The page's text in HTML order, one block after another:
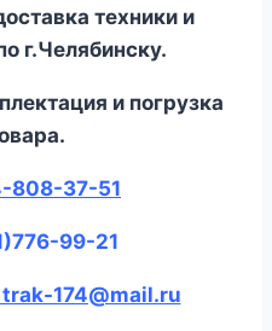
техники и
г.Челябинску.
и погрузка
808-37-51
99-21
174@mail.ru